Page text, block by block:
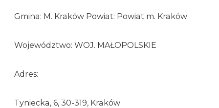
Gmina: M. Kraków Powiat: Powiat m. Kraków
Województwo: WOJ. MAŁOPOLSKIE
Adres:
Tyniecka, 6, 30-319, Kraków